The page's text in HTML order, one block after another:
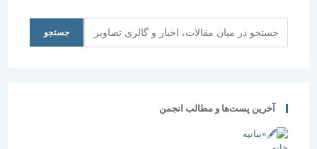
جستجو
آخرین پست‌ها و مطالب انجمن